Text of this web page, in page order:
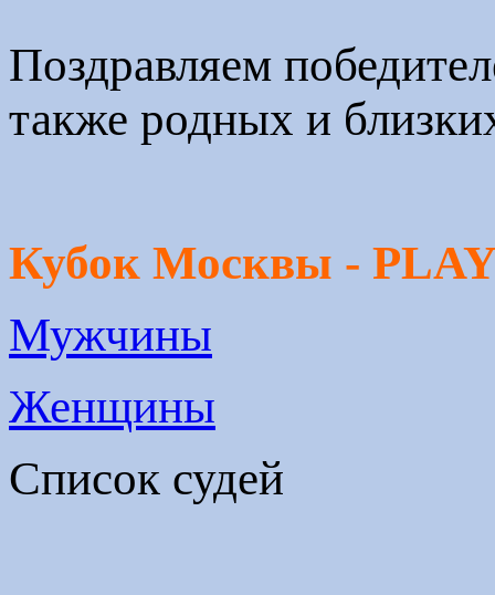
Поздравляем
также родных и
Кубок Москвы -
Мужчины
Женщины
Список судей